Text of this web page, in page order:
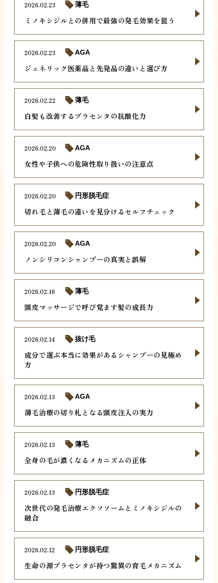
ミノキシジルとの併用で最強の発毛効果を狙う
2026.02.23 薄毛
ジェネリック医薬品と先発品の違いと選び方
2026.02.23 AGA
白髪も改善するプラセンタの抗酸化力
2026.02.22 薄毛
女性や子供への危険性取り扱いの注意点
2026.02.20 AGA
切れ毛と薄毛の違いを見分けるセルフチェック
2026.02.20 円形脱毛症
ノンシリコンシャンプーの真実と誤解
2026.02.20 AGA
頭皮マッサージで呼び覚ます髪の成長力
2026.02.16 薄毛
成分で選ぶ本当に効果があるシャンプーの見極め
方
2026.02.14 抜け毛
薄毛治療の切り札となる頭皮注入の実力
2026.02.13 AGA
全身の毛が濃くなるメカニズムの正体
2026.02.13 薄毛
次世代の発毛治療エクソソームとミノキシジルの
融合
2026.02.13 円形脱毛症
生命の源プラセンタが持つ驚異の育毛メカニズム
2026.02.12 円形脱毛症